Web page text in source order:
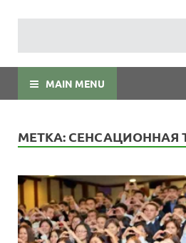
MAIN MENU
МЕТКА: СЕНСАЦИОННАЯ